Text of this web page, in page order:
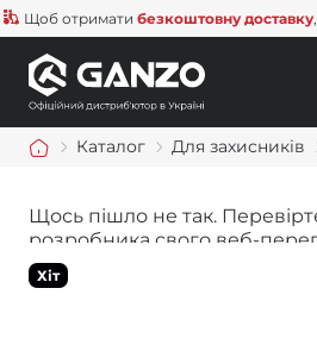
отриматибезкоштовну доставку,
Каталог Для захисників
Щось пішло не так.
розробника свого веб-
дізнатися більше.
Хіт